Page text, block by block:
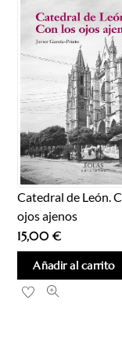
Catedral de León.
ojos ajenos
15,00€
Añadir al carrito